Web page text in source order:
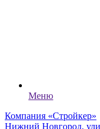
Меню
Компания «Стройкер»
Нижний Новгород,